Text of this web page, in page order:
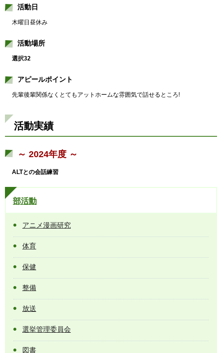
活動日
木曜日昼休み
活動場所
選択32
アピールポイント
先輩後輩関係なくとてもアットホームな雰囲気で話せるところ!
活動実績
～ 2024年度 ～
ALTとの会話練習
部活動
アニメ漫画研究
体育
保健
整備
放送
選挙管理委員会
図書